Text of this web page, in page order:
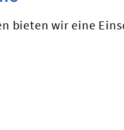
bieten wir eine